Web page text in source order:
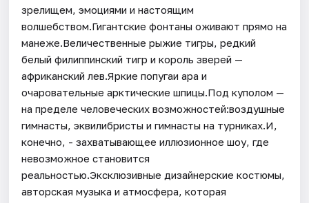
зрелищем, эмоциями и настоящим
волшебством.Гигантские фонтаны оживают прямо на
манеже.Величественные рыжие тигры, редкий
белый филиппинский тигр и король зверей —
африканский лев.Яркие попугаи ара и
очаровательные арктические шпицы.Под куполом —
на пределе человеческих возможностей:воздушные
гимнасты, эквилибристы и гимнасты на турниках.И,
конечно, - захватывающее иллюзионное шоу, где
невозможное становится
реальностью.Эксклюзивные дизайнерские костюмы,
авторская музыка и атмосфера, которая